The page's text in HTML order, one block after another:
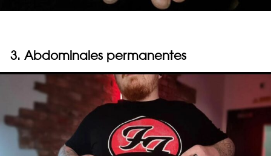
3. Abdominales permanentes